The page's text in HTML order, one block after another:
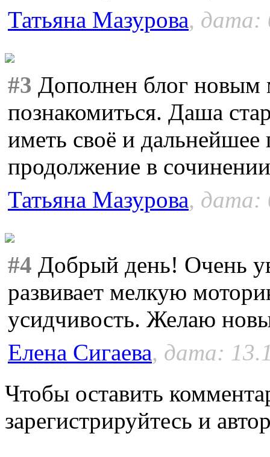
Татьяна Мазурова, дата:
#3 Дополнен блог новым
познакомиться. Даша
иметь своё и
продолжение в
Татьяна Мазурова, дата:
#4 Добрый день! Очень
развивает мелкую
усидчивость. Желаю
Елена Сигаева, дата:
Чтобы оставить
зарегистрируйтесь и